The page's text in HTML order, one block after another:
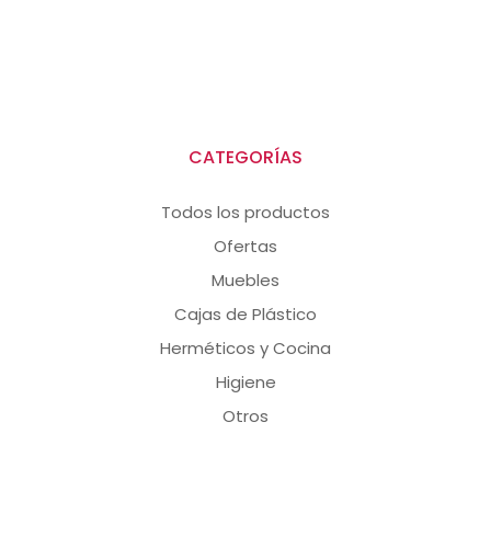
CATEGORÍAS
Todos los productos
Ofertas
Muebles
Cajas de Plástico
Herméticos y Cocina
Higiene
Otros